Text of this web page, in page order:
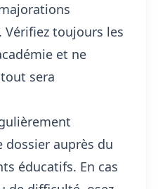
Vérifiez toujours les
et ne
sera
dossier auprès du
éducatifs. En cas